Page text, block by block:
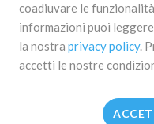
coadiuvare le
informazioni puoi
la nostra privacy policy.
accetti le nostre